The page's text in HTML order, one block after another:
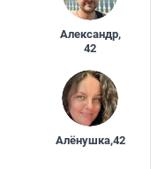
Александр,
42
Алёнушка,42